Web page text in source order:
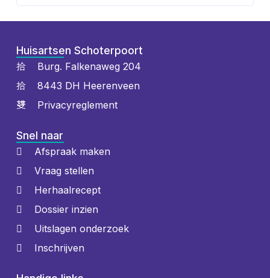
Huisartsen Schoterpoort
Burg. Falkenaweg 204
8443 DH Heerenveen
Privacyreglement
Snel naar
Afspraak maken
Vraag stellen
Herhaalrecept
Dossier inzien
Uitslagen onderzoek
Inschrijven